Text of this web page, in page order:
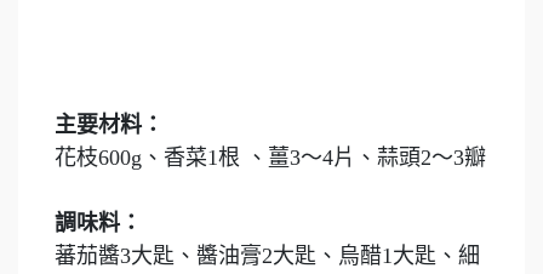
主要材料：
花枝600g、香菜1根 、薑3～4片、蒜頭2～3瓣
調味料：
蕃茄醬3大匙、醬油膏2大匙、烏醋1大匙、細